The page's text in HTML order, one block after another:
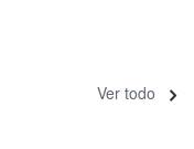
Ver todo